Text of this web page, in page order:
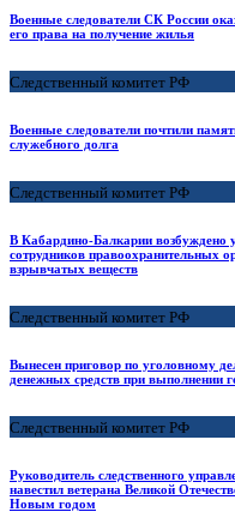
Военные следователи СК России
его права на получение жилья
Следственный комитет РФ
Военные следователи почтили
служебного долга
Следственный комитет РФ
В Кабардино-Балкарии возбуждено
сотрудников правоохранительных
взрывчатых веществ
Следственный комитет РФ
Вынесен приговор по уголовному
денежных средств при выполнении
Следственный комитет РФ
Руководитель следственного
навестил ветерана Великой
Новым годом